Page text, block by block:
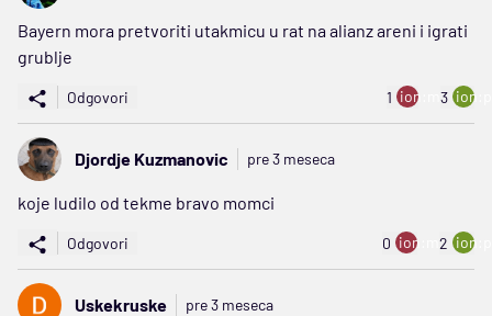
Bayern mora pretvoriti utakmicu u rat na alianz areni i igrati
grublje
Odgovori 1 ion:minus
3
Djordje Kuzmanovic pre 3 meseca
koje ludilo od tekme bravo momci
Odgovori 0 ion:minus
2
Uskekruske pre 3 meseca